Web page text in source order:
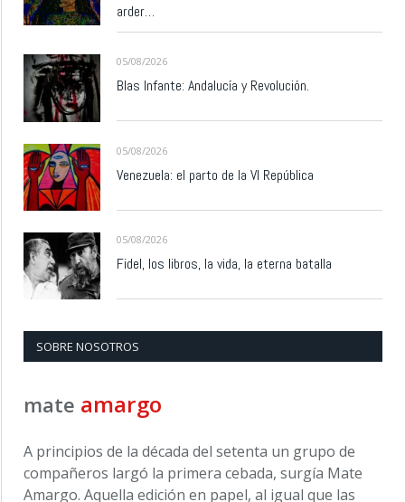
arder…
05/08/2026
Blas Infante: Andalucía y Revolución.
05/08/2026
Venezuela: el parto de la VI República
05/08/2026
Fidel, los libros, la vida, la eterna batalla
SOBRE NOSOTROS
mate amargo
A principios de la década del setenta un grupo de
compañeros largó la primera cebada, surgía Mate
Amargo. Aquella edición en papel, al igual que las